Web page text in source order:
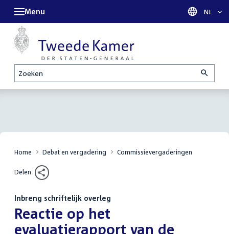
Zoeken
Menu Taal
NL
Home Debat en vergadering Commissievergaderingen
Delen
Inbreng schriftelijk overleg
:Reactie op het
evaluatierapport van de